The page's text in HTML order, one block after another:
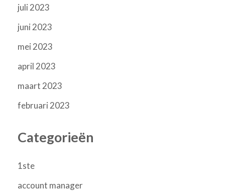
juli 2023
juni 2023
mei 2023
april 2023
maart 2023
februari 2023
Categorieën
1ste
account manager